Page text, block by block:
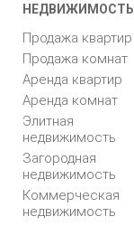
НЕДВИЖИМОСТЬ
Продажа квартир
Продажа комнат
Аренда квартир
Аренда комнат
Элитная
недвижимость
Загородная
недвижимость
Коммерческая
недвижимость